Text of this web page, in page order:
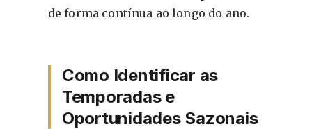
de forma contínua ao longo do ano.
Como Identificar as
Temporadas e
Oportunidades Sazonais